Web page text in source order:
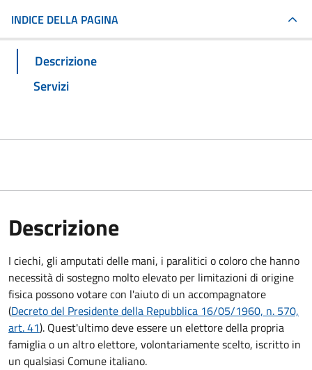
INDICE DELLA PAGINA
Descrizione
Servizi
Descrizione
I ciechi, gli amputati delle mani, i paralitici o coloro che hanno
necessità di sostegno molto elevato per limitazioni di origine
fisica possono votare con l'aiuto di un accompagnatore
(Decreto del Presidente della Repubblica 16/05/1960, n. 570,
art. 41). Quest'ultimo deve essere un elettore della propria
famiglia o un altro elettore, volontariamente scelto, iscritto in
un qualsiasi Comune italiano.